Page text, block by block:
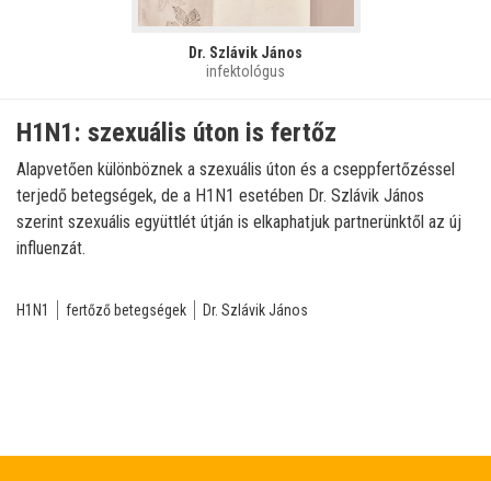
Dr. Szlávik János
infektológus
H1N1: szexuális úton is fertőz
Alapvetően különböznek a szexuális úton és a cseppfertőzéssel
terjedő betegségek, de a H1N1 esetében Dr. Szlávik János
szerint szexuális együttlét útján is elkaphatjuk partnerünktől az új
influenzát.
H1N1 fertőző betegségek Dr. Szlávik János